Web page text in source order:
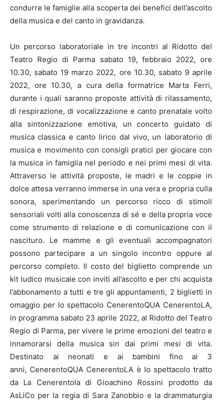
condurre le famiglie alla scoperta dei benefici dell’ascolto
della musica e del canto in gravidanza.
Un percorso laboratoriale in tre incontri al Ridotto del
Teatro Regio di Parma sabato 19, febbraio 2022, ore
10.30, sabato 19 marzo 2022, ore 10.30, sabato 9 aprile
2022, ore 10.30, a cura della formatrice Marta Ferri,
durante i quali saranno proposte attività di rilassamento,
di respirazione, di vocalizzazione e canto prenatale volto
alla sintonizzazione emotiva, un concerto guidato di
musica classica e canto lirico dal vivo, un laboratorio di
musica e movimento con consigli pratici per giocare con
la musica in famiglia nel periodo e nei primi mesi di vita.
Attraverso le attività proposte, le madri e le coppie in
dolce attesa verranno immerse in una vera e propria culla
sonora, sperimentando un percorso ricco di stimoli
sensoriali volti alla conoscenza di sé e della propria voce
come strumento di relazione e di comunicazione con il
nascituro. Le mamme e gli eventuali accompagnatori
possono partecipare a un singolo incontro oppure al
percorso completo. Il costo del biglietto comprende un
kit ludico musicale con inviti all’ascolto e per chi acquista
l’abbonamento a tutti e tre gli appuntamenti, 2 biglietti in
omaggio per lo spettacolo CenerentoQUA CenerentoLA,
in programma sabato 23 aprile 2022, al Ridotto del Teatro
Regio di Parma, per vivere le prime emozioni del teatro e
innamorarsi della musica sin dai primi mesi di vita.
Destinato ai neonati e ai bambini fino ai 3
anni, CenerentoQUA CenerentoLA è lo spettacolo tratto
da La Cenerentola di Gioachino Rossini prodotto da
AsLiCo per la regia di Sara Zanobbio e la drammaturgia